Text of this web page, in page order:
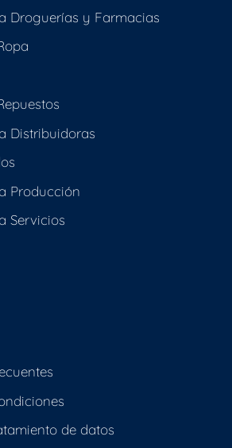
Droguerías y Farmacias
Distribuidoras
Producción
Servicios
de datos